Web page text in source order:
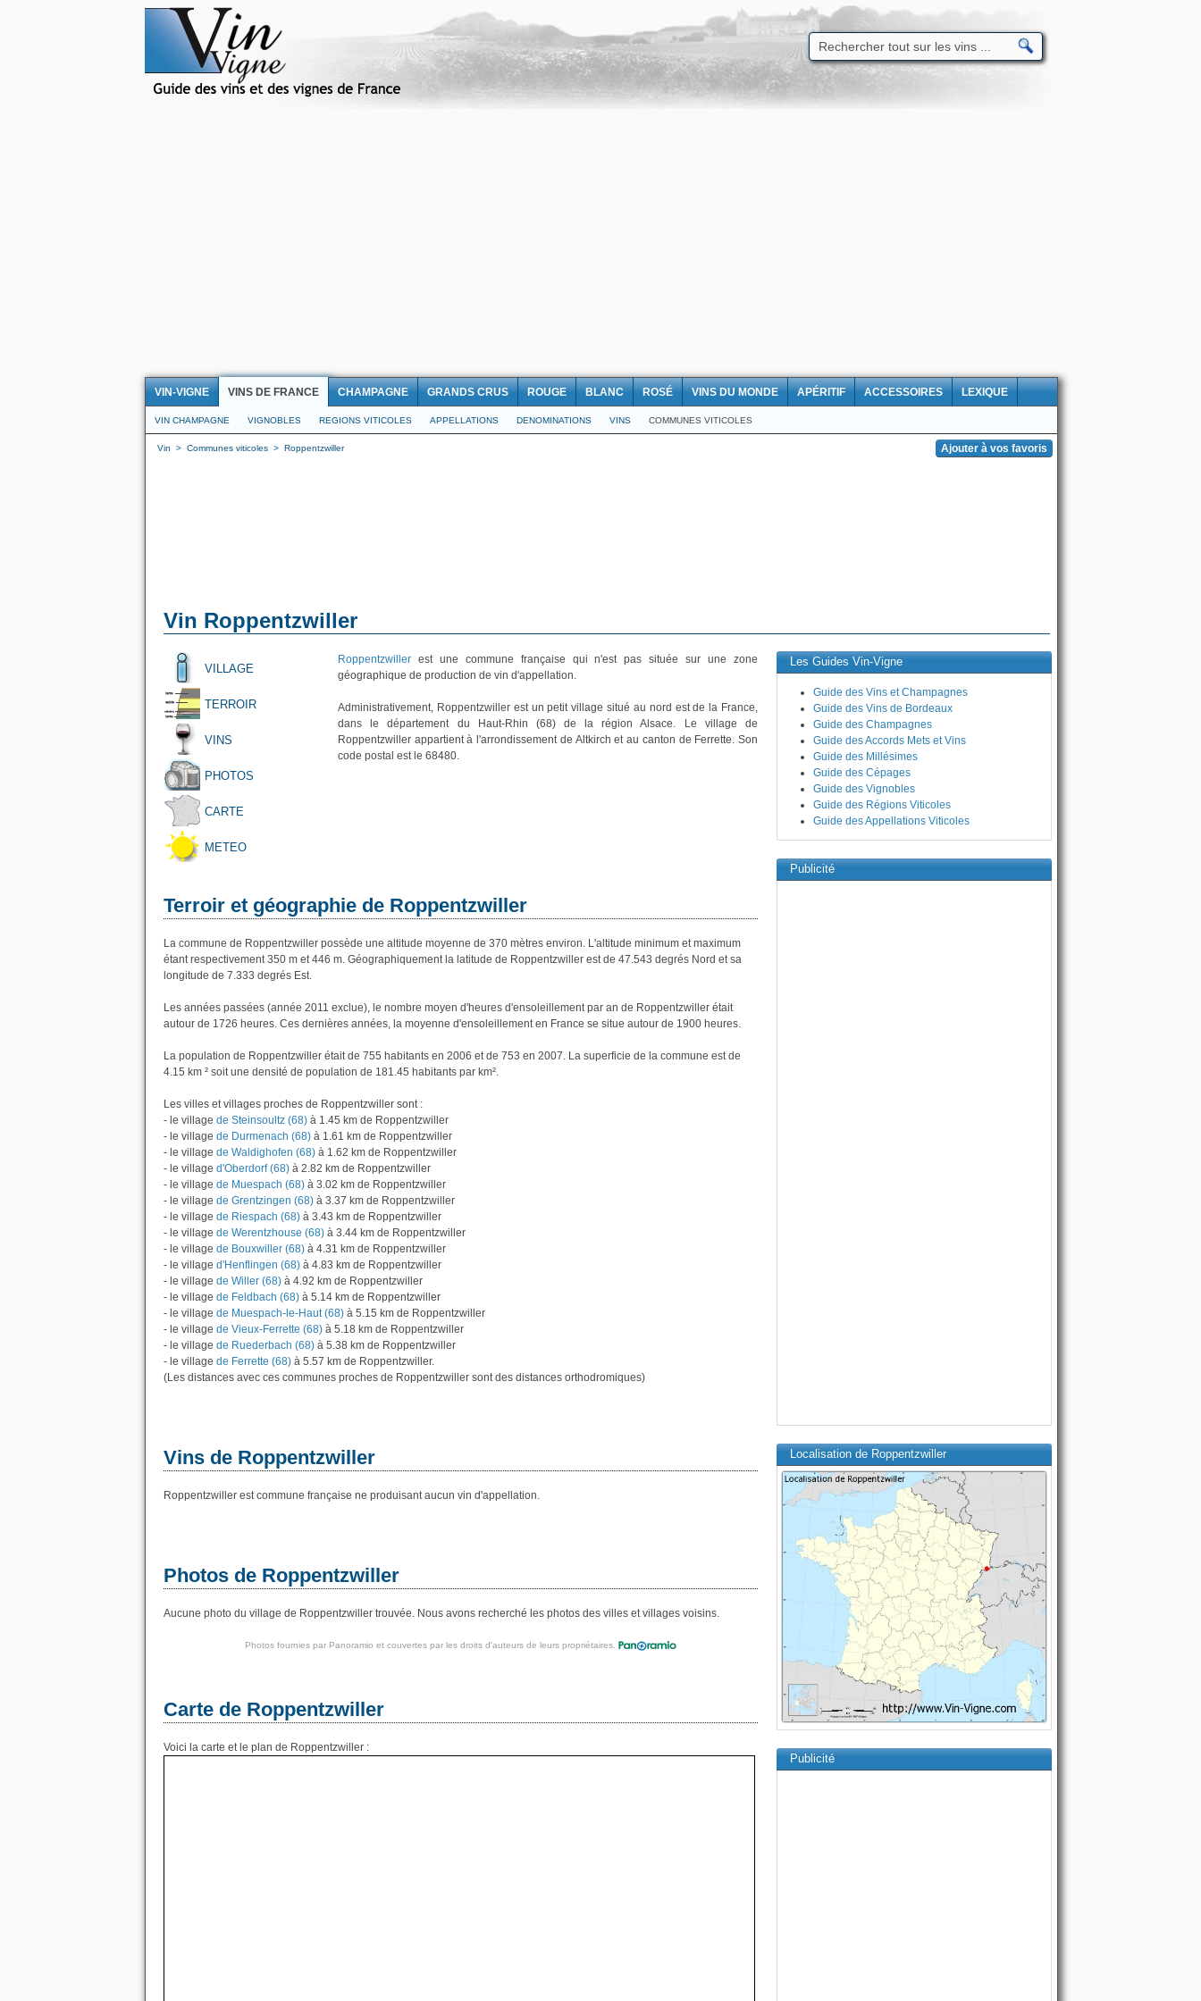
VIN-VIGNE VINS DE FRANCE CHAMPAGNE GRANDS CRUS ROUGE BLANC ROSÉ VINS DU MONDE APÉRITIF ACCESSOIRES LEXIQUE
VIN CHAMPAGNE VIGNOBLES REGIONS VITICOLES APPELLATIONS DENOMINATIONS VINS COMMUNES VITICOLES
Vin > Communes viticoles > Roppentzwiller
Vin Roppentzwiller
VILLAGE
TERROIR
VINS
PHOTOS
CARTE
METEO
Roppentzwiller est une commune française qui n'est pas située sur une zone
géographique de production de vin d'appellation.
Administrativement, Roppentzwiller est un petit village situé au nord est de la France,
dans le département du Haut-Rhin (68) de la région Alsace. Le village de
Roppentzwiller appartient à l'arrondissement de Altkirch et au canton de Ferrette. Son
code postal est le 68480.
Terroir et géographie de Roppentzwiller
La commune de Roppentzwiller possède une altitude moyenne de 370 mètres environ. L'altitude minimum et maximum
étant respectivement 350 m et 446 m. Géographiquement la latitude de Roppentzwiller est de 47.543 degrés Nord et sa
longitude de 7.333 degrés Est.
Les années passées (année 2011 exclue), le nombre moyen d'heures d'ensoleillement par an de Roppentzwiller était
autour de 1726 heures. Ces dernières années, la moyenne d'ensoleillement en France se situe autour de 1900 heures.
La population de Roppentzwiller était de 755 habitants en 2006 et de 753 en 2007. La superficie de la commune est de
4.15 km ² soit une densité de population de 181.45 habitants par km².
Les villes et villages proches de Roppentzwiller sont :
- le village de Steinsoultz (68) à 1.45 km de Roppentzwiller
- le village de Durmenach (68) à 1.61 km de Roppentzwiller
- le village de Waldighofen (68) à 1.62 km de Roppentzwiller
- le village d'Oberdorf (68) à 2.82 km de Roppentzwiller
- le village de Muespach (68) à 3.02 km de Roppentzwiller
- le village de Grentzingen (68) à 3.37 km de Roppentzwiller
- le village de Riespach (68) à 3.43 km de Roppentzwiller
- le village de Werentzhouse (68) à 3.44 km de Roppentzwiller
- le village de Bouxwiller (68) à 4.31 km de Roppentzwiller
- le village d'Henflingen (68) à 4.83 km de Roppentzwiller
- le village de Willer (68) à 4.92 km de Roppentzwiller
- le village de Feldbach (68) à 5.14 km de Roppentzwiller
- le village de Muespach-le-Haut (68) à 5.15 km de Roppentzwiller
- le village de Vieux-Ferrette (68) à 5.18 km de Roppentzwiller
- le village de Ruederbach (68) à 5.38 km de Roppentzwiller
- le village de Ferrette (68) à 5.57 km de Roppentzwiller.
(Les distances avec ces communes proches de Roppentzwiller sont des distances orthodromiques)
Vins de Roppentzwiller
Roppentzwiller est commune française ne produisant aucun vin d'appellation.
Photos de Roppentzwiller
Aucune photo du village de Roppentzwiller trouvée. Nous avons recherché les photos des villes et villages voisins.
Photos fournies par Panoramio et couvertes par les droits d'auteurs de leurs propriétaires.
Carte de Roppentzwiller
Voici la carte et le plan de Roppentzwiller :
Les Guides Vin-Vigne
Guide des Vins et Champagnes
Guide des Vins de Bordeaux
Guide des Champagnes
Guide des Accords Mets et Vins
Guide des Millésimes
Guide des Cépages
Guide des Vignobles
Guide des Régions Viticoles
Guide des Appellations Viticoles
Publicité
Localisation de Roppentzwiller
Publicité